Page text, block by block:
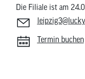
Reifen
Schläuche
Flickzeug
MTB
Freizeit
Safari Simbaz
Die Filiale ist am
Termin buchen